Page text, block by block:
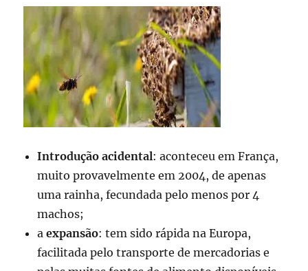
Introdução acidental: aconteceu em França,
muito provavelmente em 2004, de apenas
uma rainha, fecundada pelo menos por 4
machos;
aexpansão: tem sido rápida na Europa,
facilitada pelo transporte de mercadorias e